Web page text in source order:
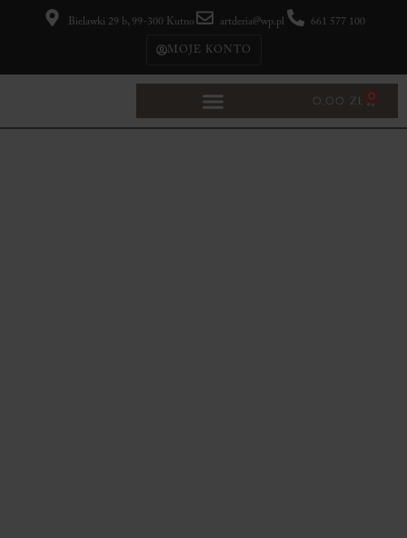
MOJE KONTO
Bielawki 29 b, 99-300 Kutno artderia@wp.pl 661 577 100
0,00 ZŁ 0